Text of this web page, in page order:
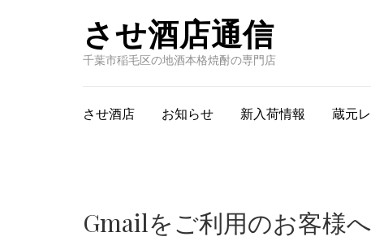
させ酒店通信
千葉市稲毛区の地酒本格焼酎の専門店
させ酒店 お知らせ 新入荷情報 蔵元
Gmailをご利用のお客様